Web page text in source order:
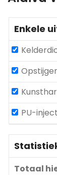
Enkele
PU-
Totaal